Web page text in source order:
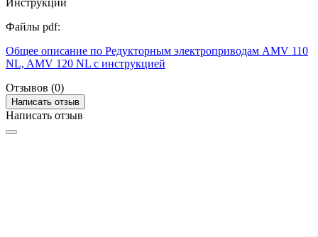
Файлы pdf:
Общее описание по Редукторным электроприводам AMV 110
NL, AMV 120 NL с инструкцией
Отзывов (0)
Написать отзыв
Написать отзыв